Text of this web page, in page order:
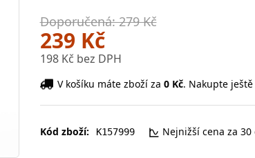
Doporučená: 279 Kč
239 Kč
198 Kč bez DPH
V košíku máte zboží za 0 Kč. Nakupte ještě
Kód zboží: K157999 Nejnižší cena za 30